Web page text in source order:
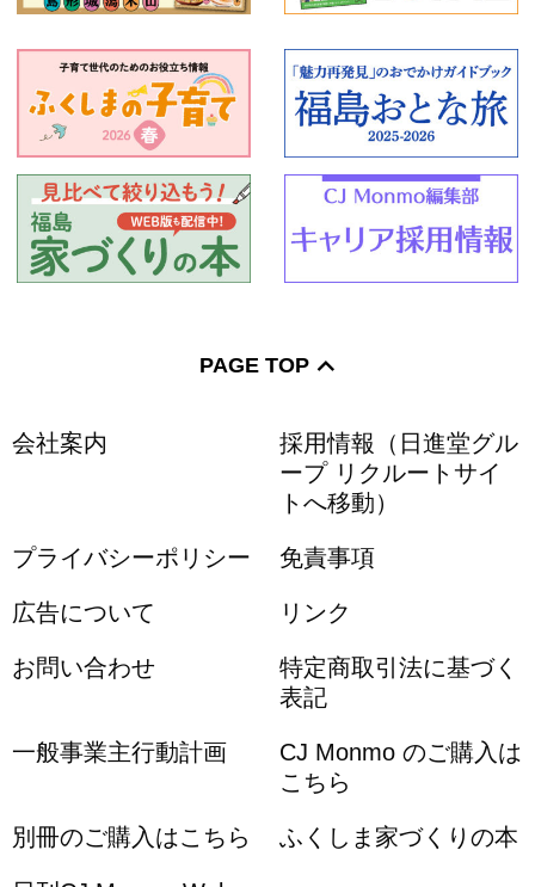
PAGE TOP
会社案内
採用情報（日進堂グル
ープ リクルートサイ
トへ移動）
プライバシーポリシー 免責事項
広告について リンク
お問い合わせ
特定商取引法に基づく
表記
一般事業主行動計画
CJ Monmo のご購入は
こちら
別冊のご購入はこちら ふくしま家づくりの本